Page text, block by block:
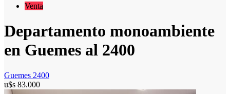
Venta
Departamento monoambiente
en Guemes al 2400
Guemes 2400
u$s 83.000